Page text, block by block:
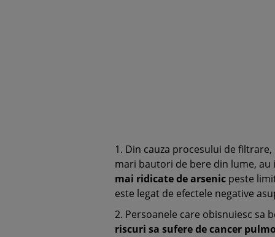
1. Din cauza procesului de
mari bautori de bere din lume,
mai ridicate de arsenic peste
este legat de efectele negative
2. Persoanele care obisnuiesc sa
riscuri sa sufere de cancer